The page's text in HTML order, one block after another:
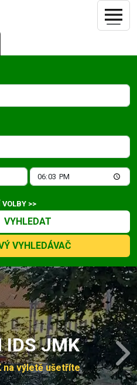
VOLBY >>
VYHLEDAT
VYHLEDÁVAČ
IDS JMK
na výletě ušetříte